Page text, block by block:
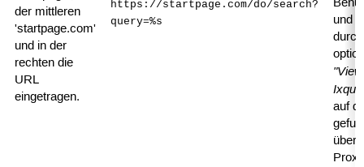
der mittleren
'startpage.com'
und in der
rechten die
URL
eingetragen.
https://startpage.com/do/search?
query=%s
und
durch
auf
über